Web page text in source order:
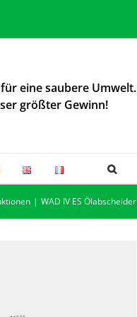
eine saubere Umwelt.
größter Gewinn!
WAD IV ES Ölabscheider